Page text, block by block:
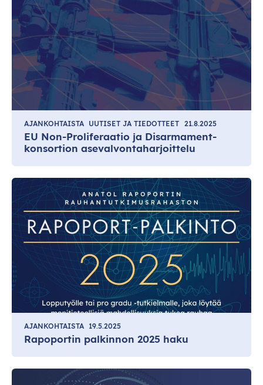
AJANKOHTAISTA UUTISET JA TIEDOTTEET 21.8.2025
EU Non-Proliferaatio ja Disarmament-
konsortion asevalvontaharjoittelu
AJANKOHTAISTA 19.5.2025
Rapoportin palkinnon 2025 haku